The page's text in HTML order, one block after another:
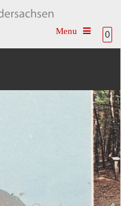
0
Toggle